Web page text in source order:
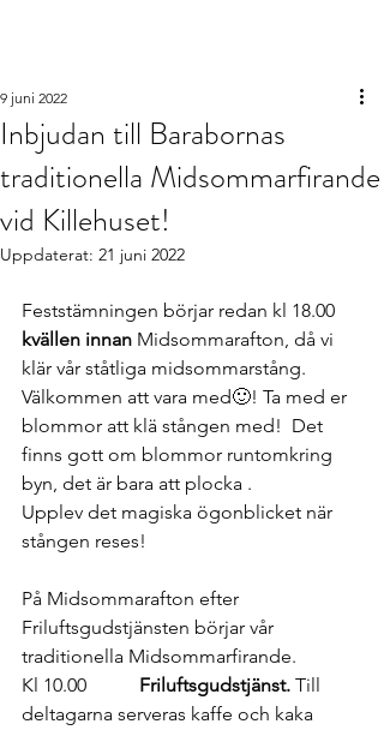
Inbjudan till Barabornas
traditionella Midsommarfirande
vid Killehuset!
9 juni 2022
Uppdaterat: 21 juni 2022
Feststämningen börjar redan kl 18.00
kvällen innan Midsommarafton, då vi
klär vår ståtliga midsommarstång.
Välkommen att vara med🙂! Ta med er
blommor att klä stången med!  Det
finns gott om blommor runtomkring
byn, det är bara att plocka .
Upplev det magiska ögonblicket när
stången reses!
På Midsommarafton efter
Friluftsgudstjänsten börjar vår
traditionella Midsommarfirande.
Kl 10.00
Friluftsgudstjänst. Till
deltagarna serveras kaffe och kaka